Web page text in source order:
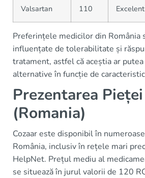
Valsartan 110 Excelent
Preferințele medicilor din România
influențate de tolerabilitate și
tratament, astfel că aceștia ar
alternative în funcție de
Prezentarea Pieței
(Romania)
Cozaar este disponibil în
România, inclusiv în rețele mari
HelpNet. Prețul mediu al
se situează în jurul valorii de 120